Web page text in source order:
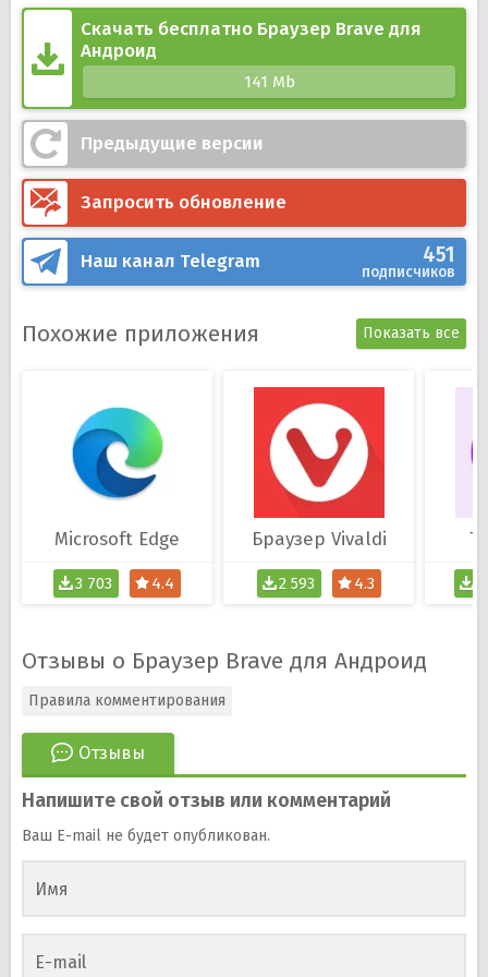
использовании общественного Wi-Fi;
Экономия мобильного трафика и заряда батареи;
Предупреждение о посещении подозрительных
сайтов и Интернет-ресурсов.
Скачать бесплатно Браузер Brave для
Андроид
141 Mb
Предыдущие версии
Запросить обновление
Наш канал Telegram 451
подписчиков
Похожие приложения Показать все
Microsoft Edge
3 703 4.4
Браузер Vivaldi
2 593 4.3
Отзывы о Браузер Brave для Андроид
Отзывы
Правила комментирования
Напишите свой отзыв или комментарий
Ваш E-mail не будет опубликован.
Имя
E-mail